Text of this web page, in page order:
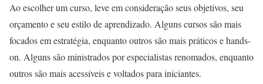
Ao escolher um curso, leve em consideração seus objetivos, seu
orçamento e seu estilo de aprendizado. Alguns cursos são mais
focados em estratégia, enquanto outros são mais práticos e hands-
on. Alguns são ministrados por especialistas renomados, enquanto
outros são mais acessíveis e voltados para iniciantes.